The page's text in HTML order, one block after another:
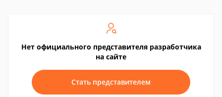
Нет официального представителя разработчика
на сайте
Стать представителем